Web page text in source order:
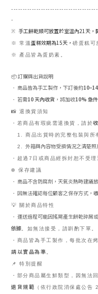
-----------------------------------
-
※ 手工餅乾類可放置於室溫內21天，
※ 常溫蛋糕效期為15天， 磅蛋糕可
※ 產品皆為蛋奶素。
📦 訂購與出貨說明
・ 商品皆為手工製作，下訂後約
・ 若需10 天內收貨，將加收10% 急
📸 退換貨須知
・若商品有瑕疵需退換貨，請於
1. 商品出貨時的完整包裝與所
2. 外箱與內容物受損情況之清楚照
・超過7日或商品經拆封恕不受理
❄️ 保存建議
・ 商品不含防腐劑，天氣炎熱時建議
・ 因無法確認每位顧客之保存方式，
💡 關於商品特性
・ 運送過程可能因搖晃產生餅乾碎屑
依據 。如無法接受，請斟酌下單。
・商品皆為手工製作，每批次在
請以實品為準
📌 特別提醒
・部分商品屬生鮮類型，因無法
退貨規範 （依行政院消保處公告